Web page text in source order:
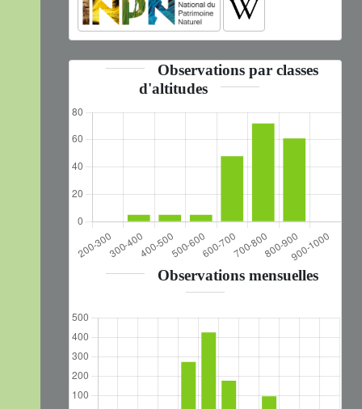
Observations par classes
d'altitudes
Observations mensuelles